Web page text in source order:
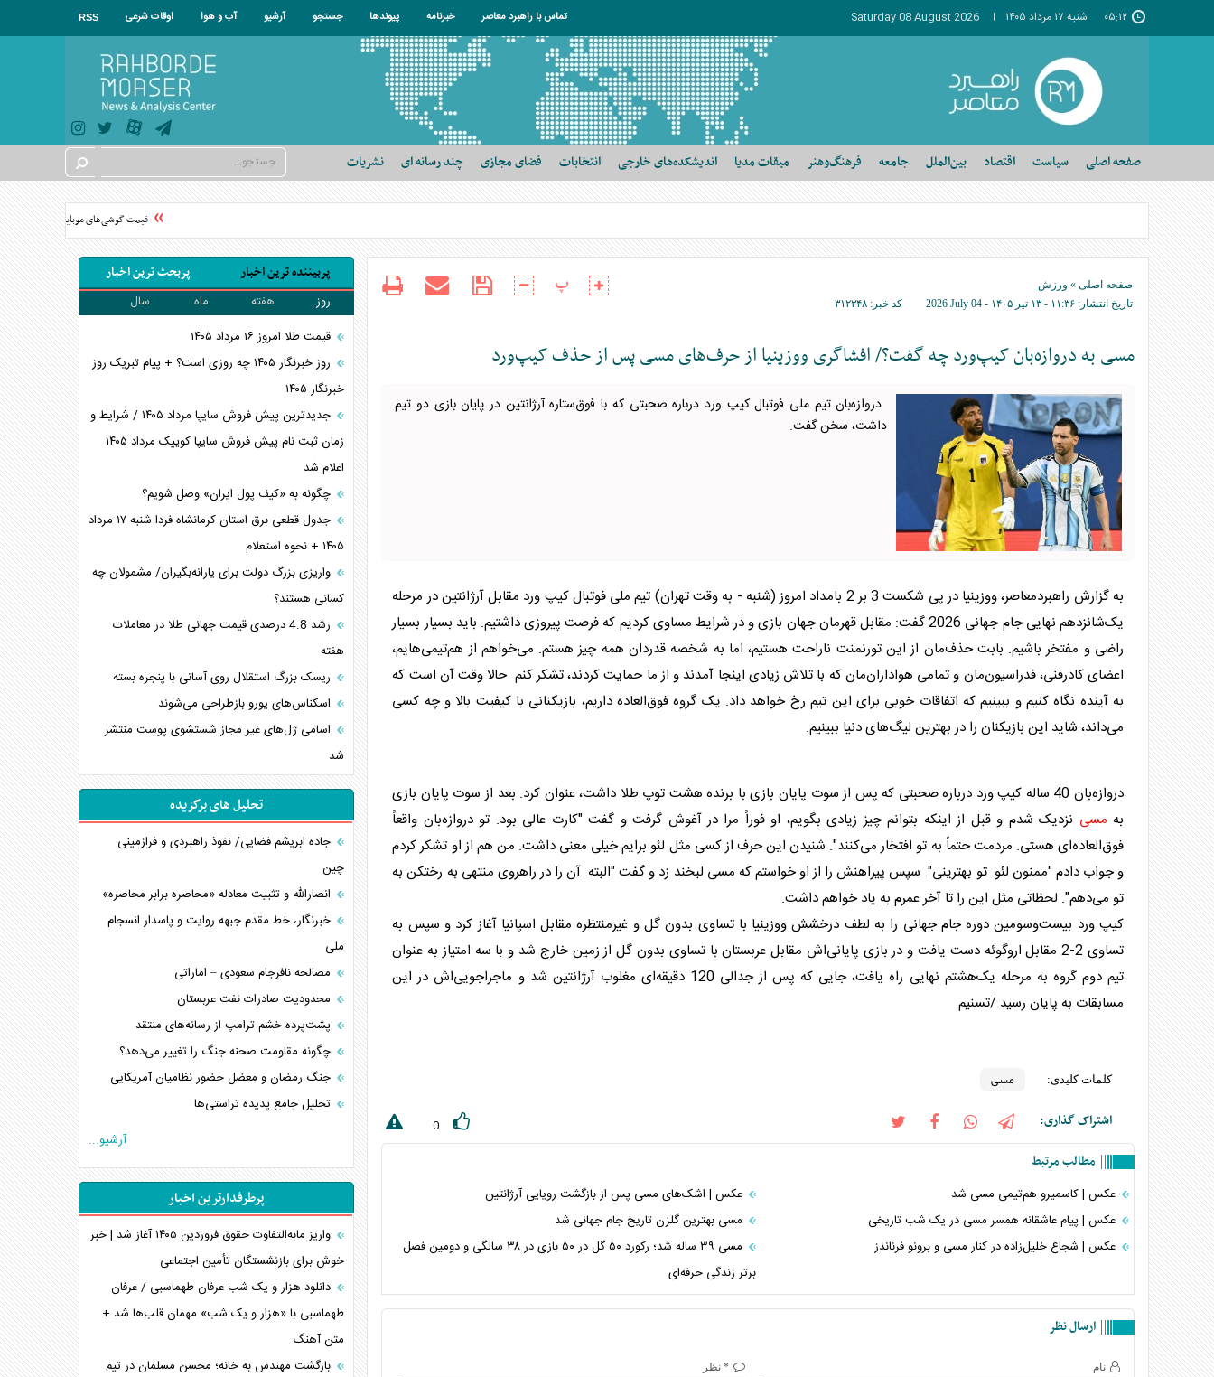
۰۵:۱۲ شنبه ۱۷ مرداد ۱۴۰۵ Saturday 08 August 2026 تماس با راهبرد معاصر خبرنامه پیوندها جستجو آرشیو آب و هوا اوقات شرعی RSS
صفحه اصلی سیاست اقتصاد بین‌الملل جامعه فرهنگ‌وهنر میقات مدیا اندیشکده‌های خارجی انتخابات فضای مجازی چند رسانه ای نشریات
قیمت گوشی‌های موبایل در سال ۱۴۰۵ چقدر گران شد؟
صفحه اصلی » ورزش
تاریخ انتشار: ۱۱:۳۶ - ۱۳ تير ۱۴۰۵ - 2026 July 04 کد خبر: ۳۱۲۳۴۸
پ
مسی به دروازه‌بان کیپ‌ورد چه گفت؟/ افشاگری ووزینیا از حرف‌های مسی پس از حذف کیپ‌ورد
دروازه‌بان تیم ملی فوتبال کیپ ورد درباره صحبتی که با فوق‌ستاره آرژانتین در پایان بازی دو تیم
داشت، سخن گفت.
به گزارش راهبردمعاصر، ووزینیا در پی شکست 3 بر 2 بامداد امروز (شنبه - به وقت تهران) تیم ملی فوتبال کیپ ورد مقابل آرژانتین در مرحله‌
یک‌شانزدهم نهایی جام جهانی 2026 گفت: مقابل قهرمان جهان بازی و در شرایط مساوی کردیم که فرصت پیروزی داشتیم. باید بسیار بسیار
راضی و مفتخر باشیم. بابت حذف‌مان از این تورنمنت ناراحت هستیم، اما به شخصه قدردان همه چیز هستم. می‌خواهم از هم‌تیمی‌هایم،
اعضای کادرفنی، فدراسیون‌مان و تمامی هواداران‌مان که با تلاش زیادی اینجا آمدند و از ما حمایت کردند، تشکر کنم. حالا وقت آن است که
به آینده نگاه کنیم و ببینیم که اتفاقات خوبی برای این تیم رخ خواهد داد. یک گروه فوق‌العاده داریم، بازیکنانی با کیفیت بالا و چه کسی
می‌داند، شاید این بازیکنان را در بهترین لیگ‌های دنیا ببینیم.
دروازه‌بان 40 ساله کیپ ورد درباره صحبتی که پس از سوت پایان بازی با برنده هشت توپ طلا داشت، عنوان کرد: بعد از سوت پایان بازی
به مسی نزدیک شدم و قبل از اینکه بتوانم چیز زیادی بگویم، او فوراً مرا در آغوش گرفت و گفت "کارت عالی بود. تو دروازه‌بان واقعاً
فوق‌العاده‌ای هستی. مردمت حتماً به تو افتخار می‌کنند". شنیدن این حرف از کسی مثل لئو برایم خیلی معنی داشت. من هم از او تشکر کردم
و جواب دادم "ممنون لئو. تو بهترینی". سپس پیراهنش را از او خواستم که مسی لبخند زد و گفت "البته. آن را در راهروی منتهی به رختکن به
تو می‌دهم". لحظاتی مثل این را تا آخر عمرم به یاد خواهم داشت.
کیپ ورد بیست‌وسومین دوره جام جهانی را به لطف درخشش ووزینیا با تساوی بدون گل و غیرمنتظره مقابل اسپانیا آغاز کرد و سپس به
تساوی 2-2 مقابل اروگوئه دست یافت و در بازی پایانی‌اش مقابل عربستان با تساوی بدون گل از زمین خارج شد و با سه امتیاز به عنوان
تیم دوم گروه به مرحله یک‌هشتم نهایی راه یافت، جایی که پس از جدالی 120 دقیقه‌ای مغلوب آرژانتین شد و ماجراجویی‌اش در این
مسابقات به پایان رسید./تسنیم
کلمات کلیدی: مسی
اشتراک گذاری: 0
مطالب مرتبط
عکس | کاسمیرو هم‌تیمی مسی شد
عکس | اشک‌های مسی پس از بازگشت رویایی آرژانتین
عکس | پیام عاشقانه همسر مسی در یک شب تاریخی
مسی بهترین گلزن تاریخ جام جهانی شد
عکس | شجاع خلیل‌زاده در کنار مسی و برونو فرناندز
مسی ۳۹ ساله شد؛ رکورد ۵۰ گل در ۵۰ بازی در ۳۸ سالگی و دومین فصل
برتر زندگی حرفه‌ای
ارسال نظر
نام * نظر
پربیننده ترین اخبار پربحث ترین اخبار
روز هفته ماه
سال
قیمت طلا امروز ۱۶ مرداد ۱۴۰۵
روز خبرنگار ۱۴۰۵ چه روزی است؟ + پیام تبریک روز
خبرنگار ۱۴۰۵
جدیدترین پیش فروش سایپا مرداد ۱۴۰۵ / شرایط و
زمان ثبت نام پیش فروش سایپا کوییک مرداد ۱۴۰۵
اعلام شد
چگونه به «کیف پول ایران» وصل شویم؟
جدول قطعی برق استان کرمانشاه فردا شنبه ۱۷ مرداد
۱۴۰۵ + نحوه استعلام
واریزی بزرگ دولت برای یارانه‌بگیران/ مشمولان چه
کسانی هستند؟
رشد 4.8 درصدی قیمت جهانی طلا در معاملات
هفته
ریسک بزرگ استقلال روی آسانی با پنجره بسته
اسکناس‌های یورو بازطراحی می‌شوند
اسامی ژل‌های غیر مجاز شستشوی پوست منتشر
شد
تحلیل های برگزیده
جاده ابریشم فضایی/ نفوذ راهبردی و فرازمینی
چین
انصارالله و تثبیت معادله «محاصره برابر محاصره»
خبرنگار، خط مقدم جبهه روایت و پاسدار انسجام
ملی
مصالحه نافرجام سعودی – اماراتی
محدودیت صادرات نفت عربستان
پشت‌پرده خشم ترامپ از رسانه‌های منتقد
چگونه مقاومت صحنه جنگ را تغییر می‌دهد؟
جنگ رمضان و معضل حضور نظامیان آمریکایی
تحلیل جامع پدیده تراستی‌ها
غرب
اربعین، کابوس مشترک تل‌آویو-واشنگتن
برنامه هفتم توسعه در نقطه کور سیاستگذاری
کنوانسیون دریای خزر در راستای منافع ملی است؟
اوکراین بازوی مخرب آمریکا در غرب آسیا
اهمیت راهبردی اردن برای آمریکا
پیام، ظرفیت بالفعل‌نشده تجارت ایران
همسویی عربستان با سنتکام علیه متحدان ایران
آرشیو...
پرطرفدارترین اخبار
واریز مابه‌التفاوت حقوق فروردین ۱۴۰۵ آغاز شد | خبر
خوش برای بازنشستگان تأمین اجتماعی
دانلود هزار و یک شب عرفان طهماسبی / عرفان
طهماسبی با «هزار و یک شب» مهمان قلب‌ها شد +
متن آهنگ
بازگشت مهندس به خانه؛ محسن مسلمان در تیم